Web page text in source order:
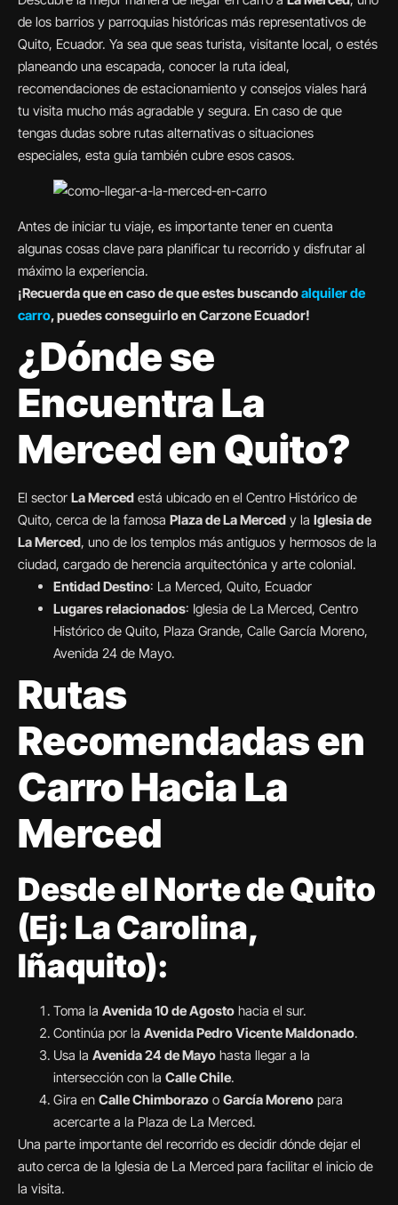
de los barrios y parroquias históricas más representativos de
Quito, Ecuador. Ya sea que seas turista, visitante local, o estés
planeando una escapada, conocer la ruta ideal,
recomendaciones de estacionamiento y consejos viales hará
tu visita mucho más agradable y segura. En caso de que
tengas dudas sobre rutas alternativas o situaciones
especiales, esta guía también cubre esos casos.
Antes de iniciar tu viaje, es importante tener en cuenta
algunas cosas clave para planificar tu recorrido y disfrutar al
máximo la experiencia.
¡Recuerda que en caso de que estes buscandoalquiler de
carro, puedes conseguirlo en Carzone Ecuador!
¿Dónde se
Encuentra La
Merced en Quito?
El sector La Merced está ubicado en el Centro Histórico de
Quito, cerca de la famosa Plaza de La Merced y la Iglesia de
La Merced, uno de los templos más antiguos y hermosos de la
ciudad, cargado de herencia arquitectónica y arte colonial.
Entidad Destino: La Merced, Quito, Ecuador
Lugares relacionados: Iglesia de La Merced, Centro
Histórico de Quito, Plaza Grande, Calle García Moreno,
Avenida 24 de Mayo.
Rutas
Recomendadas en
Carro Hacia La
Merced
Desde el Norte de Quito
(Ej: La Carolina,
Iñaquito):
Toma la Avenida 10 de Agosto hacia el sur.
Continúa por la Avenida Pedro Vicente Maldonado.
Usa la Avenida 24 de Mayo hasta llegar a la
intersección con la Calle Chile.
Gira en Calle Chimborazo o García Moreno para
acercarte a la Plaza de La Merced.
Una parte importante del recorrido es decidir dónde dejar el
auto cerca de la Iglesia de La Merced para facilitar el inicio de
la visita.